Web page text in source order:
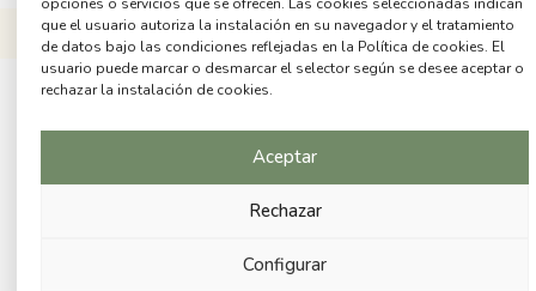
que el usuario autoriza la instalación en su navegador y el tratamiento
de datos bajo las condiciones reflejadas en la Política de cookies. El
usuario puede marcar o desmarcar el selector según se desee aceptar o
rechazar la instalación de cookies.
Aceptar
Rechazar
Configurar